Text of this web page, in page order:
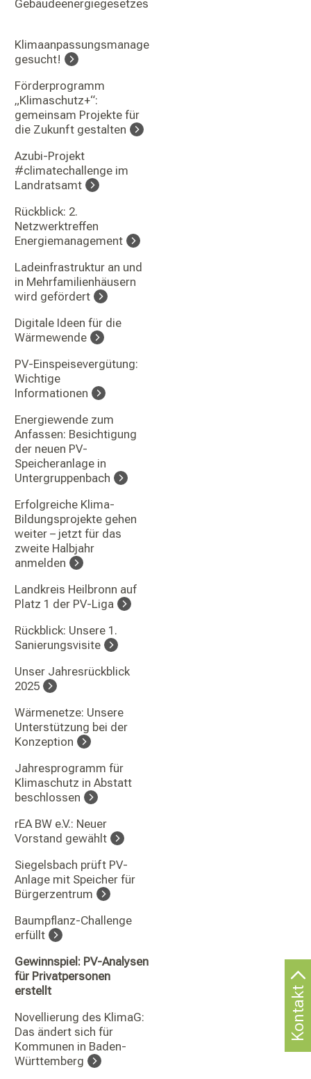
Gebäudeenergiegesetzes
Klimaanpassungsmanager:in
gesucht!
Förderprogramm
„Klimaschutz+“:
gemeinsam Projekte für
die Zukunft gestalten
Azubi-Projekt
#climatechallenge im
Landratsamt
Rückblick: 2.
Netzwerktreffen
Energiemanagement
Ladeinfrastruktur an und
in Mehrfamilienhäusern
wird gefördert
Digitale Ideen für die
Wärmewende
PV-Einspeisevergütung:
Wichtige
Informationen
Energiewende zum
Anfassen: Besichtigung
der neuen PV-
Speicheranlage in
Untergruppenbach
Erfolgreiche Klima-
Bildungsprojekte gehen
weiter – jetzt für das
zweite Halbjahr
anmelden
Landkreis Heilbronn auf
Platz 1 der PV-Liga
Rückblick: Unsere 1.
Sanierungsvisite
Unser Jahresrückblick
2025
Wärmenetze: Unsere
Unterstützung bei der
Konzeption
Jahresprogramm für
Klimaschutz in Abstatt
beschlossen
rEA BW e.V.: Neuer
Vorstand gewählt
Siegelsbach prüft PV-
Anlage mit Speicher für
Bürgerzentrum
Baumpflanz-Challenge
erfüllt
Gewinnspiel: PV-Analysen
für Privatpersonen
erstellt
Novellierung des KlimaG:
Das ändert sich für
Kommunen in Baden-
Württemberg
Kontakt